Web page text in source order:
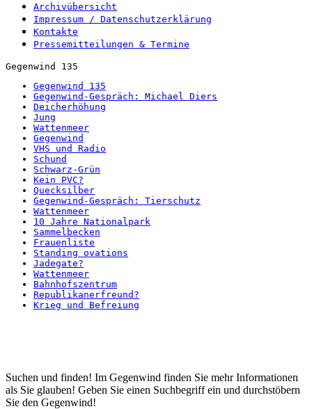
Archivübersicht
Impressum / Datenschutzerklärung
Kontakte
Pressemitteilungen & Termine
Gegenwind 135
Gegenwind 135
Gegenwind-Gespräch: Michael Diers
Deicherhöhung
Jung
Wattenmeer
Gegenwind
VHS und Radio
Schund
Schwarz-Grün
Kein PVC?
Quecksilber
Gegenwind-Gespräch: Tierschutz
Wattenmeer
10 Jahre Nationalpark
Sammelbecken
Frauenliste
Standing ovations
Jadegate?
Wattenmeer
Bahnhofszentrum
Republikanerfreund?
Krieg und Befreiung
Startseite
Suchen und finden! Im Gegenwind finden Sie mehr Informationen
als Sie glauben! Geben Sie einen Suchbegriff ein und durchstöbern
Sie den Gegenwind!